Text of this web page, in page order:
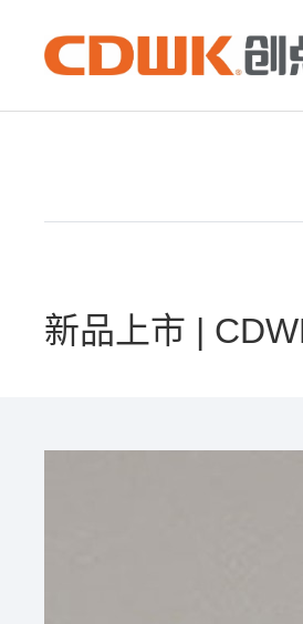
新品上市 |